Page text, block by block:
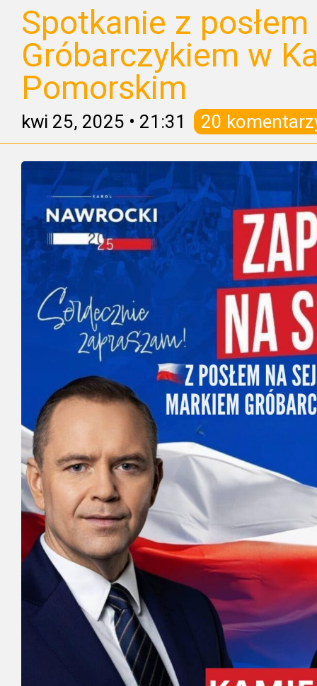
Spotkanie z
Gróbarczykiem w
Pomorskim
kwi 25, 2025 • 21:31 20